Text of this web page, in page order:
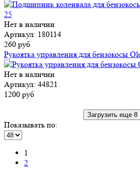
Нет в наличии
Артикул: 180114
260 руб
Рукоятка управления для бензокосы
Нет в наличии
Артикул: 44821
1200 руб
Загрузить еще 8
Показывать по:
1
2